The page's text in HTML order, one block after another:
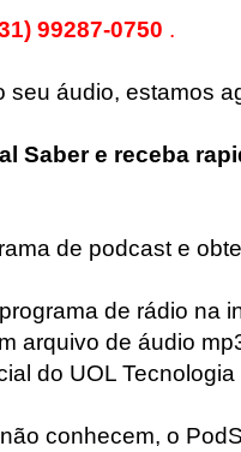
99287-0750 .
seu áudio, estamos
Saber e receba
de podcast e
de rádio na
arquivo de áudio
do UOL
conhecem, o